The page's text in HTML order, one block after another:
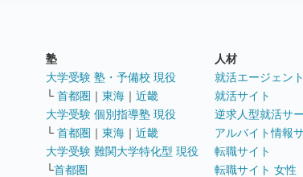
塾
大学受験 塾・予備校 現役
└ 首都圏 ｜ 東海 ｜ 近畿
大学受験 個別指導塾 現役
└ 首都圏 ｜ 東海 ｜ 近畿
大学受験 難関大学特化型 現役
└首都圏
人材
就活エージェン
就活サイト
逆求人型就活サ
アルバイト情報
転職サイト
転職サイト 女性